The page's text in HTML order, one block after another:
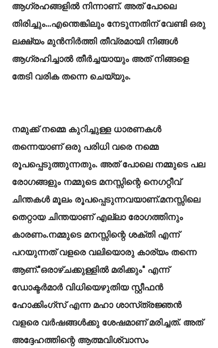
ആഗ്രഹങ്ങളിൽ നിന്നാണ്. അത് പോലെ
തിരിച്ചും...എന്തെങ്കിലും നേടുന്നതിന് വേണ്ടി ഒരു
ലക്ഷ്യം മുൻനിർത്തി തീവ്രമായി നിങ്ങൾ
ആഗ്രഹിച്ചാൽ തീർച്ചയായും അത് നിങ്ങളെ
തേടി വരിക തന്നെ ചെയ്യും.
നമുക്ക് നമ്മെ കുറിച്ചുള്ള ധാരണകൾ
തന്നെയാണ് ഒരു പരിധി വരെ നമ്മെ
രൂപപ്പെടുത്തുന്നതും. അത് പോലെ നമ്മുടെ പല
രോഗങ്ങളും നമ്മുടെ മനസ്സിന്റെ നെഗറ്റീവ്
ചിന്തകൾ മൂലം രൂപപ്പെടുന്നവയാണ്.മനസ്സിലെ
തെറ്റായ ചിന്തയാണ് എല്ലാ രോഗത്തിനും
കാരണം.നമ്മുടെ മനസ്സിന്റെ ശക്തി എന്ന്
പറയുന്നത് വളരെ വലിയൊരു കാര്യം തന്നെ
ആണ്."ഒരാഴ്ചക്കുള്ളിൽ മരിക്കും" എന്ന്
ഡോക്ടർമാർ വിധിയെഴുതിയ സ്റ്റീഫൻ
ഹോക്കിംഗ്സ് എന്ന മഹാ ശാസ്‌ത്രജ്ഞൻ
വളരെ വർഷങ്ങൾക്കു ശേഷമാണ് മരിച്ചത്. അത്
അദ്ദേഹത്തിന്റെ ആത്മവിശ്വാസം